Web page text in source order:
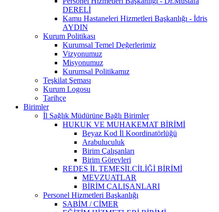
DERELİ
Kamu Hastaneleri Hizmetleri Başkanlığı - İdris
AYDIN
Kurum Politikası
Kurumsal Temel Değerlerimiz
Vizyonumuz
Misyonumuz
Kurumsal Politikamız
Teşkilat Şeması
Kurum Logosu
Tarihçe
Birimler
İl Sağlık Müdürüne Bağlı Birimler
HUKUK VE MUHAKEMAT BİRİMİ
Beyaz Kod İl Koordinatörlüğü
Arabuluculuk
Birim Çalışanları
Birim Görevleri
REDES İL TEMESİLCİLİĞİ BİRİMİ
MEVZUATLAR
BİRİM ÇALIŞANLARI
Personel Hizmetleri Başkanlığı
SABİM / CİMER